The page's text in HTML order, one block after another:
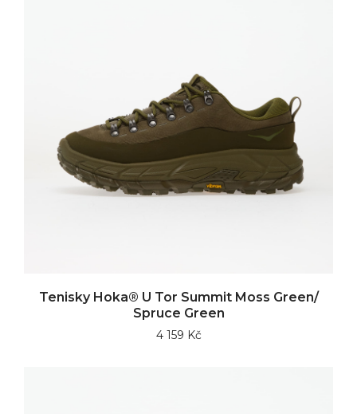
Tenisky Hoka® U Tor Summit Moss Green/
Spruce Green
4 159 Kč